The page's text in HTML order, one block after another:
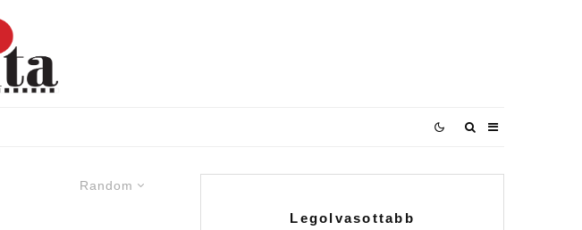
Random
Legolvasottabb